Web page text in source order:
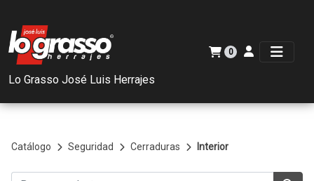
Lo Grasso José Luis Herrajes
0
Catálogo Seguridad Cerraduras Interior